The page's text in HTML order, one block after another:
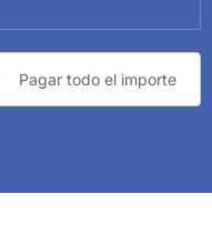
Pagar todo el importe